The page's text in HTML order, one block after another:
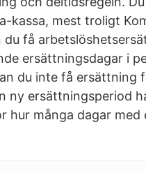
kassa, mest troligt
du få
ersättningsdagar i
du inte få ersättning
ny ersättningsperiod
hur många dagar